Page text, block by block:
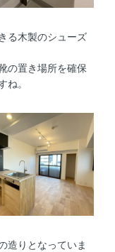
る木製のシューズ
の置き場所を確保
ね。
造りとなっていま